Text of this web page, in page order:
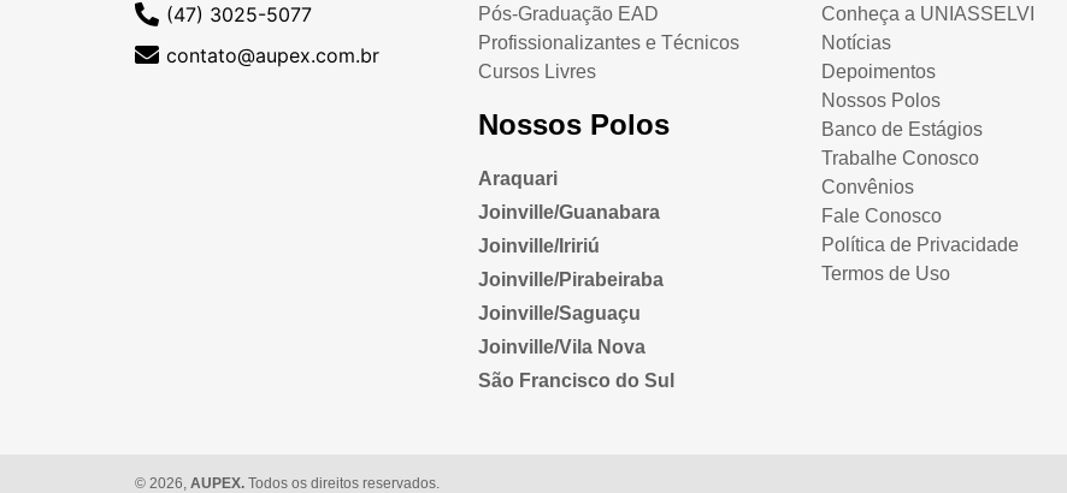
(47) 3025-5077
contato@aupex.com.br
Pós-Graduação EAD
Profissionalizantes e Técnicos
Cursos Livres
Nossos Polos
Araquari
Joinville/Guanabara
Joinville/Iririú
Joinville/Pirabeiraba
Joinville/Saguaçu
Joinville/Vila Nova
São Francisco do Sul
Conheça a UNIASSELVI
Notícias
Depoimentos
Nossos Polos
Banco de Estágios
Trabalhe Conosco
Convênios
Fale Conosco
Política de Privacidade
Termos de Uso
© 2026, AUPEX. Todos os direitos reservados.